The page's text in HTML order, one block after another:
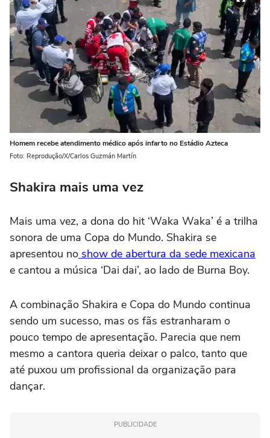
Homem recebe atendimento médico após infarto no Estádio Azteca
Foto: Reprodução/X/Carlos Guzmán Martín
Shakira mais uma vez
Mais uma vez, a dona do hit ‘Waka Waka’ é a trilha
sonora de uma Copa do Mundo. Shakira se
apresentou no show de abertura da sede mexicana
e cantou a música ‘Dai dai’, ao lado de Burna Boy.
A combinação Shakira e Copa do Mundo continua
sendo um sucesso, mas os fãs estranharam o
pouco tempo de apresentação. Parecia que nem
mesmo a cantora queria deixar o palco, tanto que
até puxou um profissional da organização para
dançar.
PUBLICIDADE